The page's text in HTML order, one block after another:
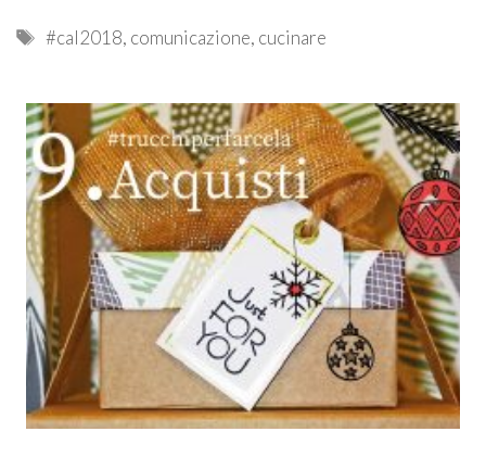
Tags
#cal2018, comunicazione, cucinare